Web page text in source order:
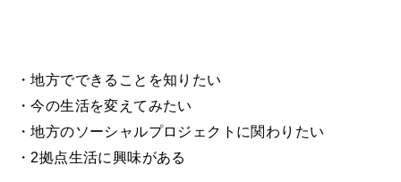
・地方でできることを知りたい
・今の生活を変えてみたい
・地方のソーシャルプロジェクトに関わりたい
・2拠点生活に興味がある